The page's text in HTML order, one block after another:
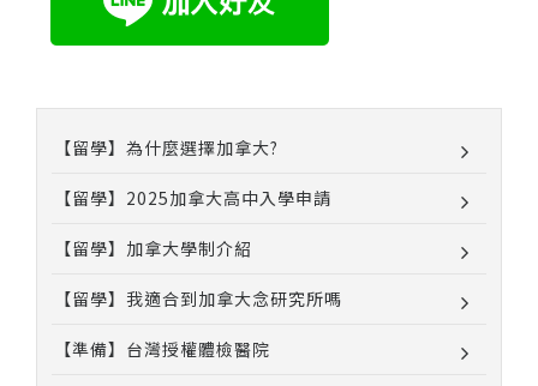
【留學】為什麼選擇加拿大?
【留學】2025加拿大高中入學申請
【留學】加拿大學制介紹
【留學】我適合到加拿大念研究所嗎
【準備】台灣授權體檢醫院